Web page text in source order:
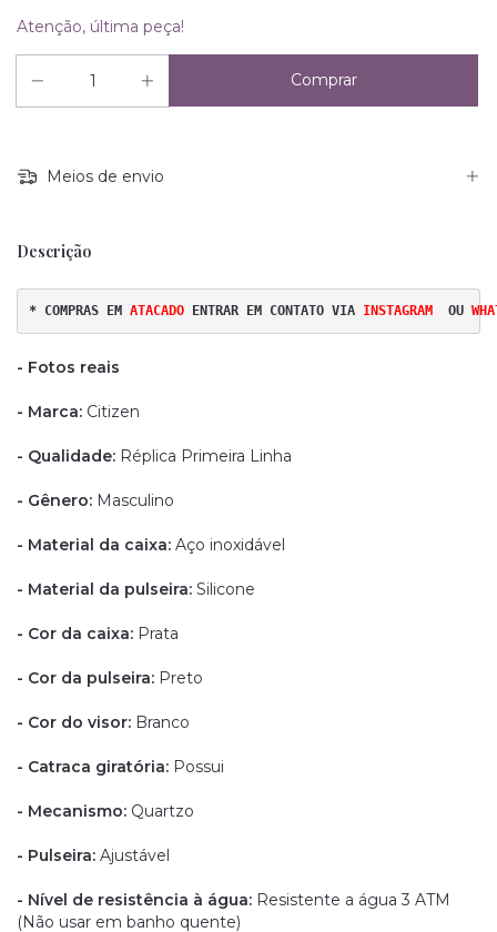
Atenção, última peça!
Meios de envio
Descrição
* COMPRAS EM ATACADO ENTRAR EM CONTATO VIA INSTAGRAM OU
- Fotos reais
- Marca: Citizen
- Qualidade: Réplica Primeira Linha
- Gênero: Masculino
- Material da caixa: Aço inoxidável
- Material da pulseira: Silicone
- Cor da caixa: Prata
- Cor da pulseira: Preto
- Cor do visor: Branco
- Catraca giratória: Possui
- Mecanismo: Quartzo
- Pulseira: Ajustável
- Nível de resistência à água: Resistente a água 3 ATM
(Não usar em banho quente)